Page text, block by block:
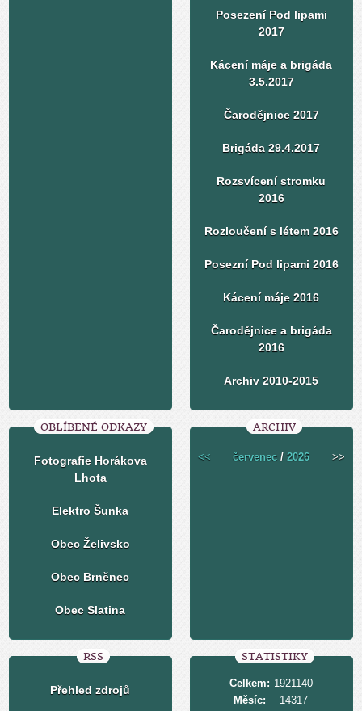
Posezení Pod lipami
2017
Kácení máje a brigáda
3.5.2017
Čarodějnice 2017
Brigáda 29.4.2017
Rozsvícení stromku
2016
Rozloučení s létem 2016
Posezní Pod lipami 2016
Kácení máje 2016
Čarodějnice a brigáda
2016
Archiv 2010-2015
OBLÍBENÉ ODKAZY
Fotografie Horákova
Lhota
Elektro Šunka
Obec Želivsko
Obec Brněnec
Obec Slatina
ARCHIV
<< červenec /2026 >>
RSS
Přehled zdrojů
STATISTIKY
Celkem: 1921140
Měsíc:
14317